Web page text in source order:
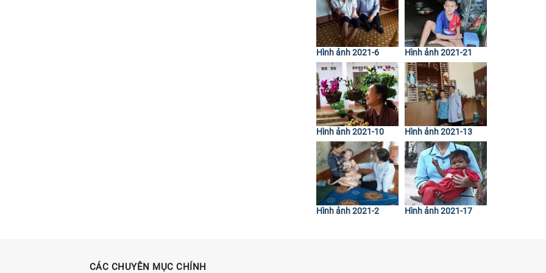
Hình ảnh 2021-6 Hình ảnh 2021-21
Hình ảnh 2021-10 Hình ảnh 2021-13
Hình ảnh 2021-2 Hình ảnh 2021-17
CÁC CHUYÊN MỤC CHÍNH